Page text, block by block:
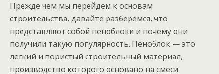
Прежде чем мы перейдем к основам
строительства, давайте разберемся, что
представляют собой пеноблоки и почему они
получили такую популярность. Пеноблок — это
легкий и пористый строительный материал,
производство которого основано на смеси